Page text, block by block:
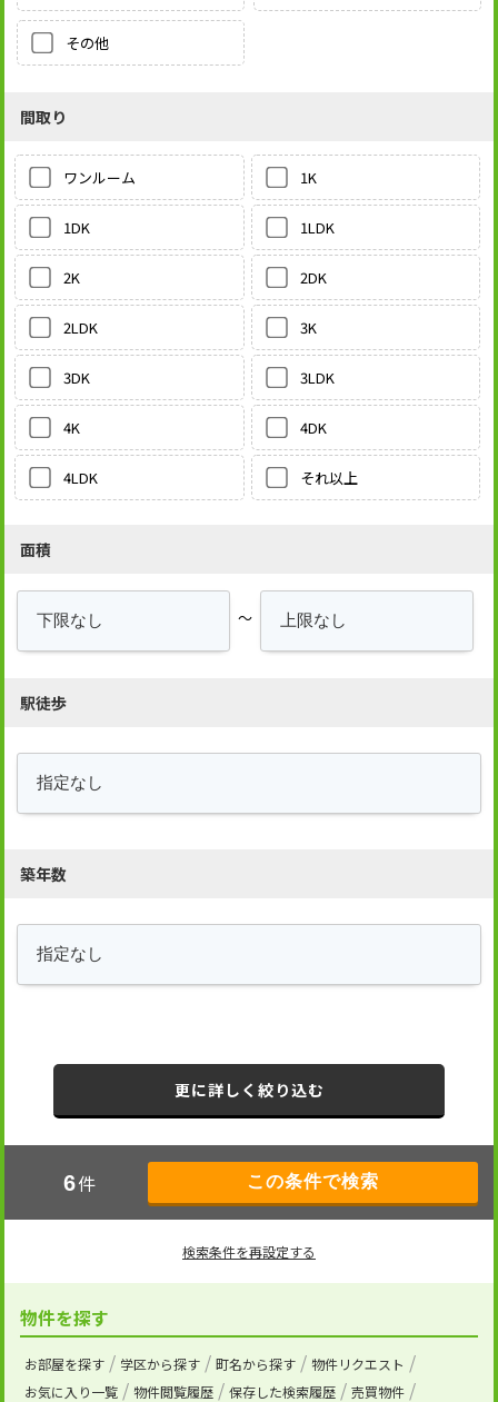
その他
間取り
ワンルーム 1K
1DK 1LDK
2K 2DK
2LDK 3K
3DK 3LDK
4K 4DK
4LDK それ以上
面積
～
駅徒歩
築年数
更に詳しく絞り込む
6件
検索条件を再設定する
物件を探す
お部屋を探す 学区から探す 町名から探す
物件リクエスト
お気に入り一覧
物件閲覧履歴 保存した検索履歴 売買物件